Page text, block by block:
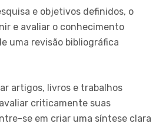
e objetivos definidos, o
e avaliar o conhecimento
uma revisão bibliográfica
artigos, livros e trabalhos
criticamente suas
se em criar uma síntese clara